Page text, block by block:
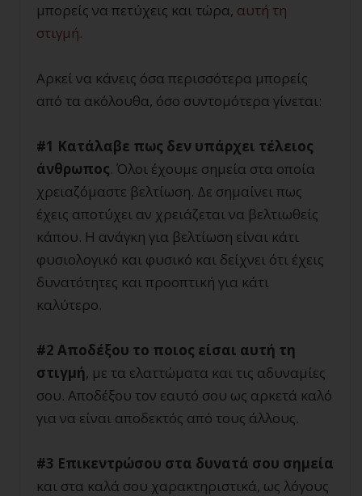
μπορείς να πετύχεις και τώρα, αυτή τη
στιγμή.
Αρκεί να κάνεις όσα περισσότερα μπορείς
από τα ακόλουθα, όσο συντομότερα γίνεται:
#1 Κατάλαβε πως δεν υπάρχει τέλειος
άνθρωπος. Όλοι έχουμε σημεία στα οποία
χρειαζόμαστε βελτίωση. Δε σημαίνει πως
έχεις αποτύχει αν χρειάζεται να βελτιωθείς
κάπου. Η ανάγκη για βελτίωση είναι κάτι
φυσιολογικό και φυσικό και δείχνει ότι έχεις
δυνατότητες και προοπτική για κάτι
καλύτερο.
#2 Αποδέξου το ποιος είσαι αυτή τη
στιγμή, με τα ελαττώματα και τις αδυναμίες
σου. Αποδέξου τον εαυτό σου ως αρκετά καλό
για να είναι αποδεκτός από τους άλλους.
#3 Επικεντρώσου στα δυνατά σου σημεία
και στα καλά σου χαρακτηριστικά, ως λόγους